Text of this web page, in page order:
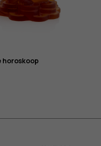
horoskoop